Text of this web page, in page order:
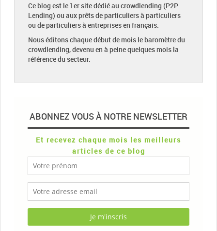
Ce blog est le 1er site dédié au crowdlending (P2P
Lending) ou aux prêts de particuliers à particuliers
ou de particuliers à entreprises en français.
Nous éditons chaque début de mois le baromètre du
crowdlending, devenu en à peine quelques mois la
référence du secteur.
ABONNEZ VOUS À NOTRE NEWSLETTER
Et recevez chaque mois les meilleurs
articles de ce blog